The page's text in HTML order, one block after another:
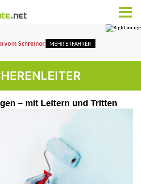
– mit Leitern und Tritten